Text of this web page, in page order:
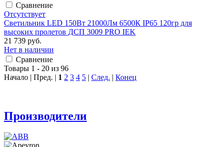
Сравнение
Отсутствует
Светильник LED 150Вт 21000Лм 6500К IP65 120гр для
высоких пролетов ДСП 3009 PRO IEK
21 739 руб.
Нет в наличии
Сравнение
Товары 1 - 20 из 96
Начало | Пред. | 1 2 3 4 5 | След. | Конец
Производители